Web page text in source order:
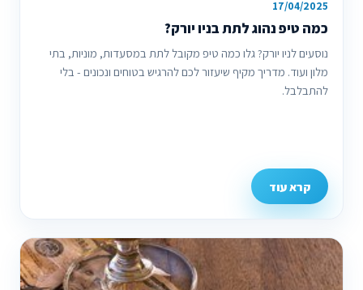
17/04/2025
כמה טיפ נהוג לתת בניו יורק?
נוסעים לניו יורק? גלו כמה טיפ מקובל לתת במסעדות, מוניות, בתי
מלון ועוד. מדריך מקיף שיעזור לכם להרגיש בטוחים ונכונים - בלי
להתבלבל.
קרא עוד